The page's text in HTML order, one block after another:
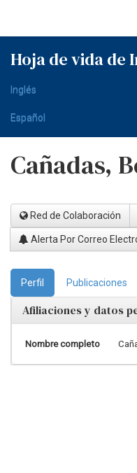
Hoja de vida de
Inglés
Español
Cañadas,
Red de Colaboración
Alerta Por Correo
Perfil Publicaciones
Afiliaciones y datos
Nombre completo